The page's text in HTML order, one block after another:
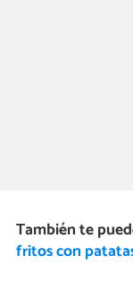
También te
fritos con